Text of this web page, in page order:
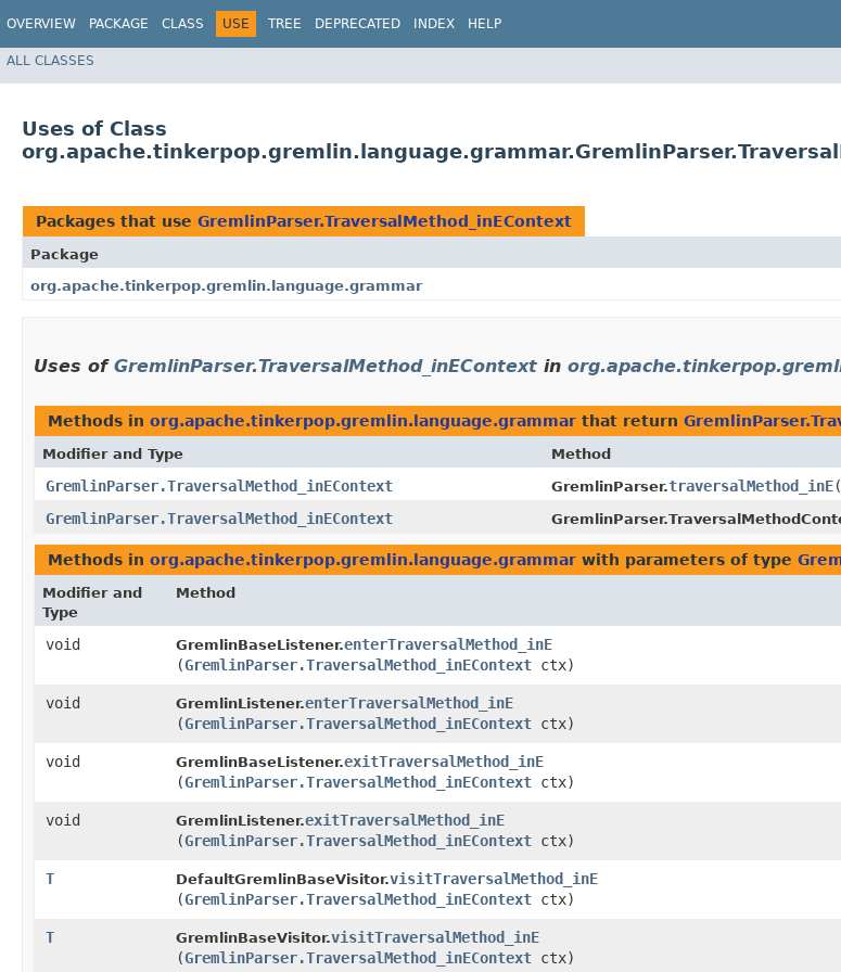
OVERVIEW PACKAGE CLASS USE TREE DEPRECATED INDEX HELP
ALL CLASSES
Uses of Class
Packages that use GremlinParser.TraversalMethod_inEContext
Package
org.apache.tinkerpop.gremlin.language.grammar
Uses of GremlinParser.TraversalMethod_inEContext in
Methods in org.apache.tinkerpop.gremlin.language.grammar that return
Modifier and Type Method
GremlinParser.TraversalMethod_inEContext GremlinParser.traversalMethod_inE
GremlinParser.TraversalMethod_inEContext
Methods in org.apache.tinkerpop.gremlin.language.grammar with parameters of type
Modifier and
Type
Method
void GremlinBaseListener.enterTraversalMethod_inE
(GremlinParser.TraversalMethod_inEContext ctx)
void
GremlinListener.enterTraversalMethod_inE
(GremlinParser.TraversalMethod_inEContext ctx)
void
GremlinBaseListener.exitTraversalMethod_inE
(GremlinParser.TraversalMethod_inEContext ctx)
void
GremlinListener.exitTraversalMethod_inE
(GremlinParser.TraversalMethod_inEContext ctx)
T
DefaultGremlinBaseVisitor.visitTraversalMethod_inE
(GremlinParser.TraversalMethod_inEContext ctx)
T
GremlinBaseVisitor.visitTraversalMethod_inE
(GremlinParser.TraversalMethod_inEContext ctx)